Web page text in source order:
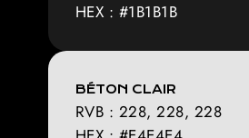
HEX : #1B1B1B
BÉTON CLAIR
RVB : 228, 228, 228